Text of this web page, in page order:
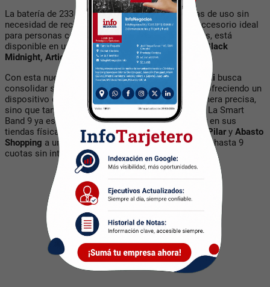
La batería de 233 mAhofrece hastatres semanas de uso sin
necesidad de recarga, lo que lo convierte en un accesorio ideal
para personas con estilos de vida activos. Además, está
disponible en una amplia gama de colores, como
Black
Midnight, Artic Blue, Mystic RoseyGlacier Silver
Con esta nueva incorporación a su catálogo,
Xiaomi busca
consolidar su presencia en el mercado en el país, ofreciendo un
dispositivo que no solo monitorea la salud de manera precisa,
sino que también mejora la experiencia deportiva. La Smart
Band 9 ya está disponible enxiaomistore.com.ar
y en sus
tiendas físicas ubicadas enUnicenter,Palmas del Pilary Abasto
Shopping a un precio de lanzamiento de$ 89.999
y hasta 9
cuotas sin interés hasta el 30 de septiembre.